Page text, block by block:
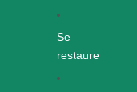
Se
restaurer